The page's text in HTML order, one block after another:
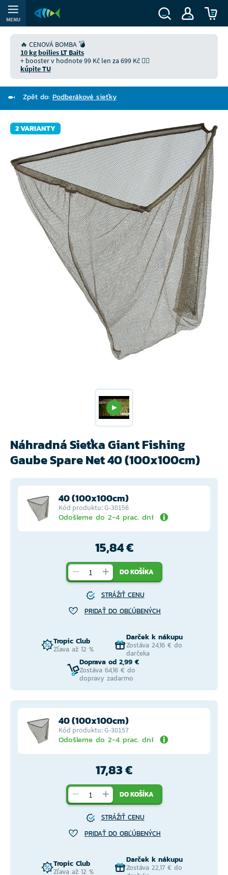
MENU
🔥 CENOVÁ BOMBA 💣
10 kg boilies LT Baits
+ booster v hodnote 99 Kč len za 699 Kč 👉🏻
kúpite TU
Zpět do: Podberákové sieťky
2 VARIANTY
Náhradná Sieťka Giant Fishing
Gaube Spare Net 40 (100x100cm)
40 (100x100cm)
Kód produktu: G-30156
Odošleme do 2-4 prac. dní
15,84 €
DO KOŠÍKA
STRÁŽIŤ CENU
PRIDAŤ DO OBĽÚBENÝCH
Tropic Club
Zľava až 12 %
Darček k nákupu
Zostáva 24,16 € do
darčeka
Doprava od 2,99 €
Zostáva 64,16 € do
dopravy zadarmo
40 (100x100cm)
Kód produktu: G-30157
Odošleme do 2-4 prac. dní
17,83 €
DO KOŠÍKA
STRÁŽIŤ CENU
PRIDAŤ DO OBĽÚBENÝCH
Tropic Club
Zľava až 12 %
Darček k nákupu
Zostáva 22,17 € do